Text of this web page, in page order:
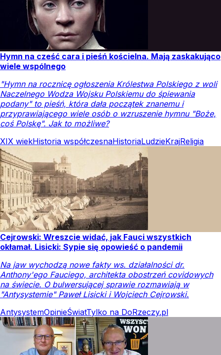
Hymn na cześć cara i pieśń kościelna. Mają zaskakująco
wiele wspólnego
"Hymn na rocznicę ogłoszenia Królestwa Polskiego z woli
Naczelnego Wodza Wojsku Polskiemu do śpiewania
podany" to pieśń, która dała początek znanemu i
przyprawiającego wiele osób o wzruszenie hymnu "Boże,
coś Polskę". Jak to możliwe?
XIX wiekHistoria współczesnaHistoriaLudzieKrajReligia
Cejrowski: Wreszcie widać, jak Fauci wszystkich
okłamał. Lisicki: Sypie się opowieść o pandemii
Na jaw wychodzą nowe fakty ws. działalności dr.
Anthony'ego Fauciego, architekta obostrzeń covidowych
na świecie. O bulwersującej sprawie rozmawiają w
"Antysystemie" Paweł Lisicki i Wojciech Cejrowski.
AntysystemOpinieŚwiatTylko na DoRzeczy.pl